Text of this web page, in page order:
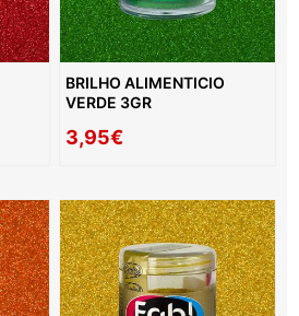
BRILHO ALIMENTICIO
VERDE 3GR
3,95€